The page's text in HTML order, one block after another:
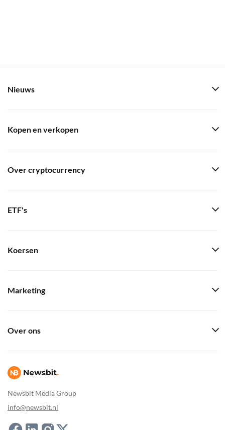
Newsbit Media Group
info@newsbit.nl
Nieuws
Kopen en verkopen
Over cryptocurrency
ETF's
Koersen
Marketing
Over ons